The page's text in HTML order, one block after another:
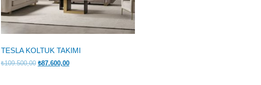
TESLA KOLTUK TAKIMI
₺109.500,00 Orijinal
₺87.600,00Şu